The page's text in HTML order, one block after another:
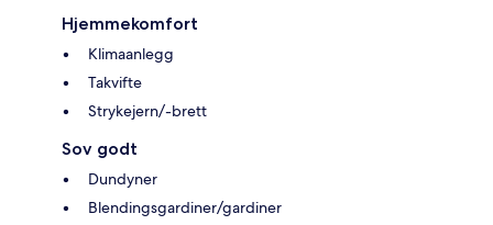
Hjemmekomfort
Klimaanlegg
Takvifte
Strykejern/-brett
Sov godt
Dundyner
Blendingsgardiner/gardiner